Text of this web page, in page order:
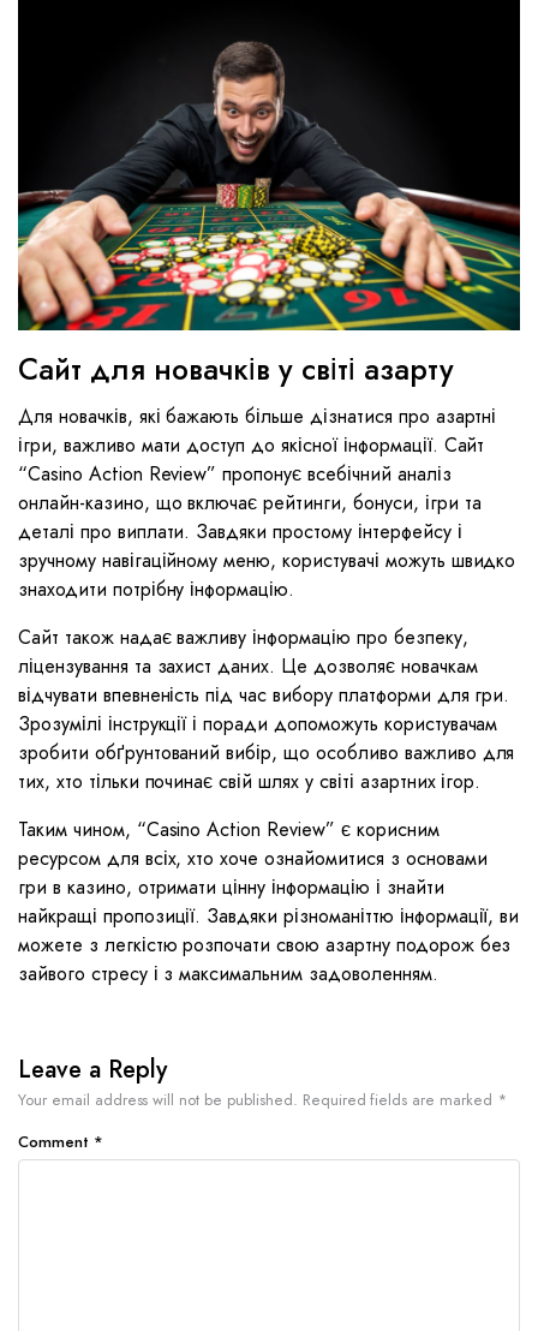
Сайт для новачків у світі азарту
Для новачків, які бажають більше дізнатися про азартні
ігри, важливо мати доступ до якісної інформації. Сайт
“Casino Action Review” пропонує всебічний аналіз
онлайн-казино, що включає рейтинги, бонуси, ігри та
деталі про виплати. Завдяки простому інтерфейсу і
зручному навігаційному меню, користувачі можуть швидко
знаходити потрібну інформацію.
Сайт також надає важливу інформацію про безпеку,
ліцензування та захист даних. Це дозволяє новачкам
відчувати впевненість під час вибору платформи для гри.
Зрозумілі інструкції і поради допоможуть користувачам
зробити обґрунтований вибір, що особливо важливо для
тих, хто тільки починає свій шлях у світі азартних ігор.
Таким чином, “Casino Action Review” є корисним
ресурсом для всіх, хто хоче ознайомитися з основами
гри в казино, отримати цінну інформацію і знайти
найкращі пропозиції. Завдяки різноманіттю інформації, ви
можете з легкістю розпочати свою азартну подорож без
зайвого стресу і з максимальним задоволенням.
Leave a Reply
Your email address will not be published. Required fields are marked *
Comment *